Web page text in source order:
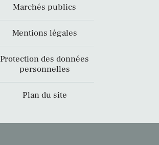
Marchés publics
Mentions légales
Protection des données
personnelles
Plan du site